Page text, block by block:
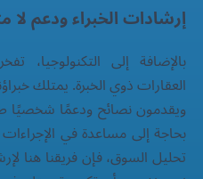
إرشادات الخبراء ودعم لا
بالإضافة إلى التكنولوجيا، تفخر
العقارات ذوي الخبرة. يمتلك
ويقدمون نصائح ودعمًا شخصيًا
بحاجة إلى مساعدة في الإجراءات
تحليل السوق، فإن فريقنا هنا